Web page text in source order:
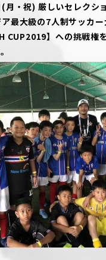
・祝) 厳しいセレクシ
最大級の7人制サッカー
CUP2019】への挑戦権